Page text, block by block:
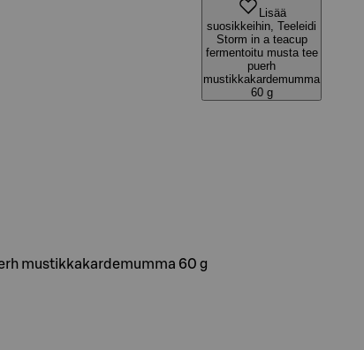
Lisää
suosikkeihin, Teeleidi
Storm in a teacup
fermentoitu musta tee
puerh
mustikkakardemumma
60 g
mustikkakardemumma 60 g